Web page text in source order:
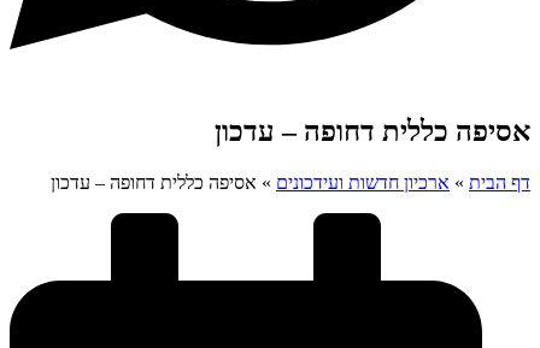
אסיפה כללית דחופה – עדכון
דף הבית » ארכיון חדשות ועידכונים » אסיפה כללית דחופה – עדכון